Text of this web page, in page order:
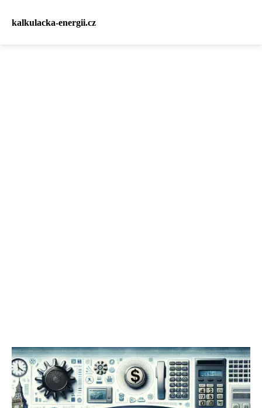
kalkulacka-energii.cz